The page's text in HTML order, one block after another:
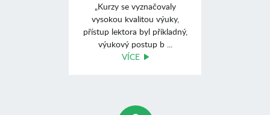
„Kurzy se vyznačovaly
vysokou kvalitou výuky,
přístup lektora byl příkladný,
výukový postup b ...
VÍCE